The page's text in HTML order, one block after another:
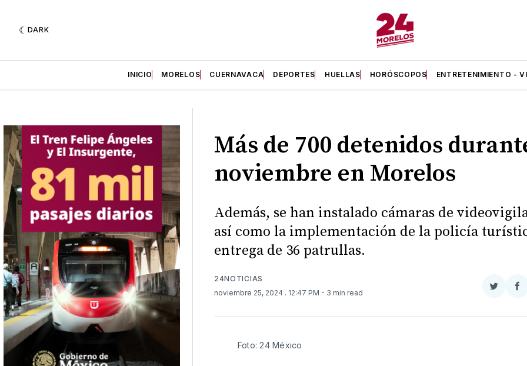
DARK
INICIO MORELOS CUERNAVACA DEPORTES HUELLAS HORÓSCOPOS ENTRETENIMIENTO -
Más de 700 detenidos
noviembre en Morelos
Además, se han instalado cámaras de
así como la implementación de la policía
entrega de 36 patrullas.
24NOTICIAS
noviembre 25, 2024 . 12:47 PM - 3 min read
Twitter
Foto: 24 México